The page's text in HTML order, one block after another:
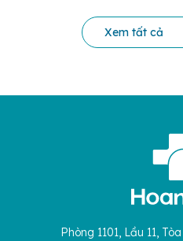
Xem tất cả
Phòng 1101, Lầu 11,